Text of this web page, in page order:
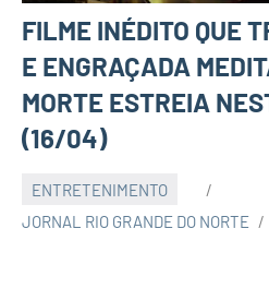
FILME INÉDITO QUE
E ENGRAÇADA
MORTE ESTREIA
(16/04)
ENTRETENIMENTO
JORNAL RIO GRANDE DO NORTE